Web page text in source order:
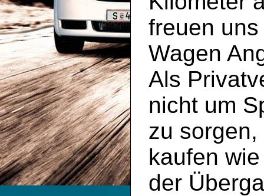
freuen
Wagen
Als
nicht um
zu
kaufen
der